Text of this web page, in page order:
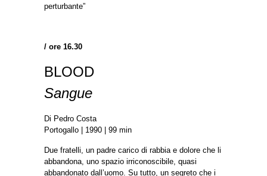
perturbante”
/ ore 16.30
BLOOD
Sangue
Di Pedro Costa
Portogallo | 1990 | 99 min
Due fratelli, un padre carico di rabbia e dolore che li
abbandona, uno spazio irriconoscibile, quasi
abbandonato dall’uomo. Su tutto, un segreto che i